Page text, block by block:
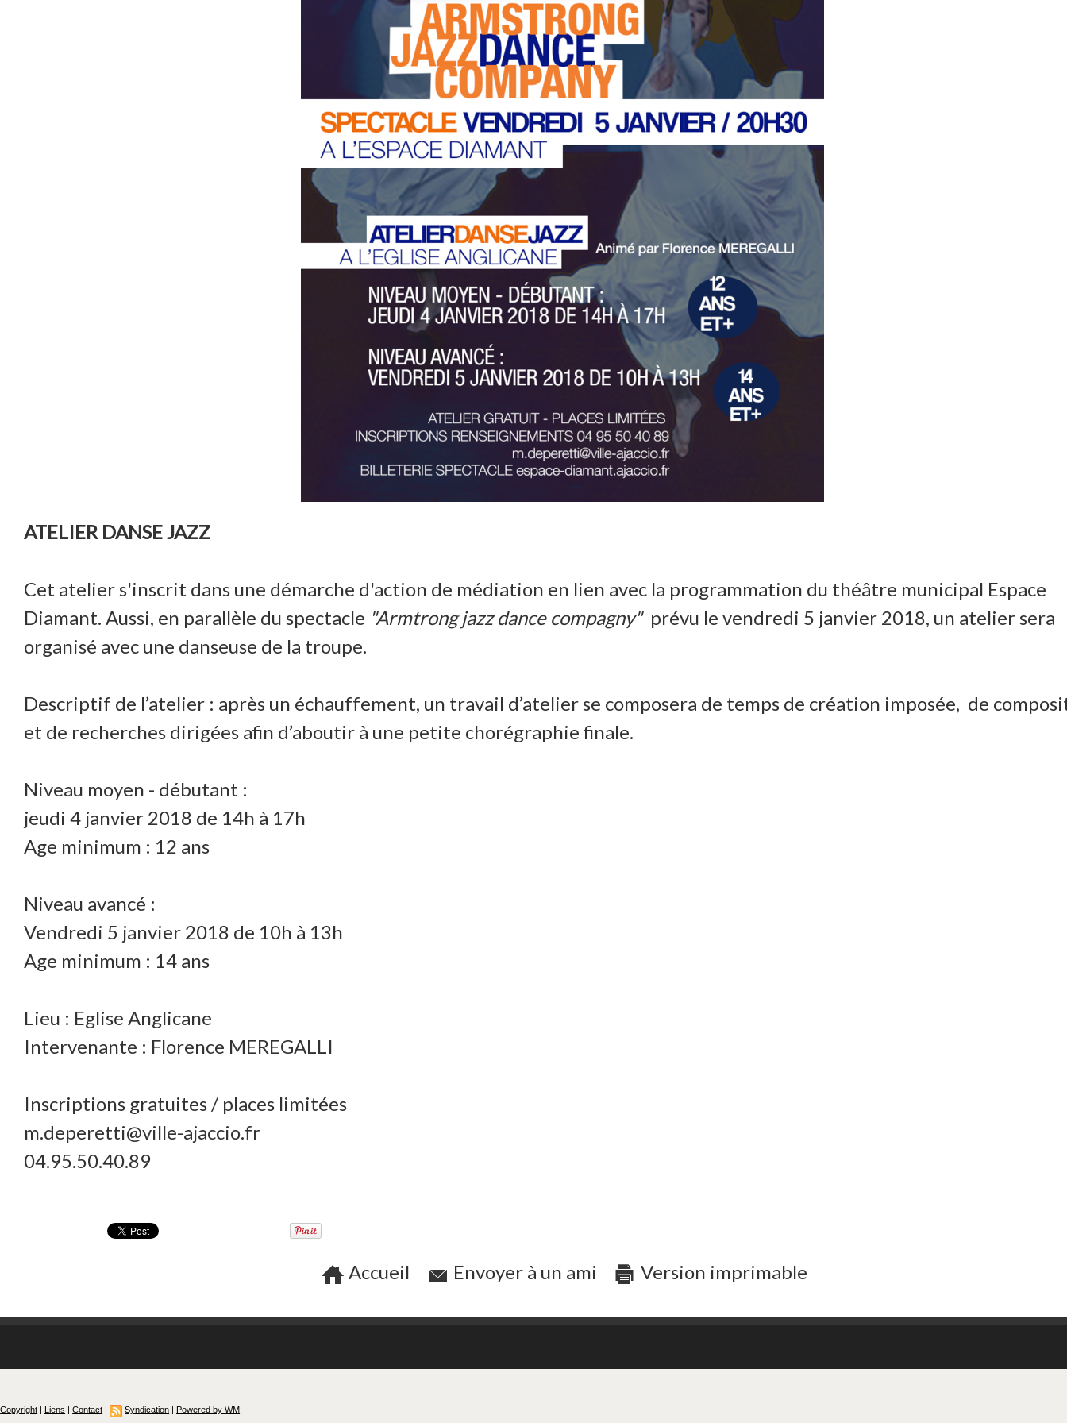
ATELIER DANSE JAZZ
Cet atelier s'inscrit dans une démarche d'action de médiation en lien avec la programmation du théâtre municipal Espace
Diamant. Aussi, en parallèle du spectacle "Armtrong jazz dance compagny" prévu le vendredi 5 janvier 2018, un atelier sera
organisé avec une danseuse de la troupe.
Descriptif de l’atelier : après un échauffement, un travail d’atelier se composera de temps de création imposée, de
et de recherches dirigées afin d’aboutir à une petite chorégraphie finale.
Niveau moyen - débutant :
jeudi 4 janvier 2018 de 14h à 17h
Age minimum : 12 ans
Niveau avancé :
Vendredi 5 janvier 2018 de 10h à 13h
Age minimum : 14 ans
Lieu : Eglise Anglicane
Intervenante : Florence MEREGALLI
Inscriptions gratuites / places limitées
m.deperetti@ville-ajaccio.fr
04.95.50.40.89
Accueil Envoyer à un ami Version imprimable
Copyright | Liens |Contact | Syndication | Powered by WM